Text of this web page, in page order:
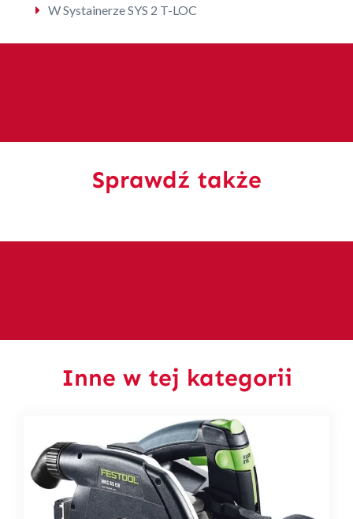
W Systainerze SYS 2 T-LOC
Sprawdź także
Inne w tej kategorii